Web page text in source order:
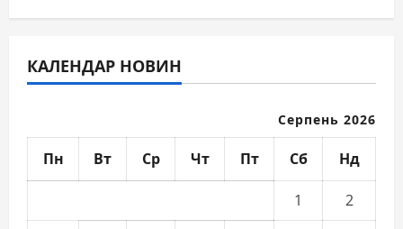
КАЛЕНДАР НОВИН
Серпень 2026
Пн Вт Ср Чт Пт Сб Нд
1
2